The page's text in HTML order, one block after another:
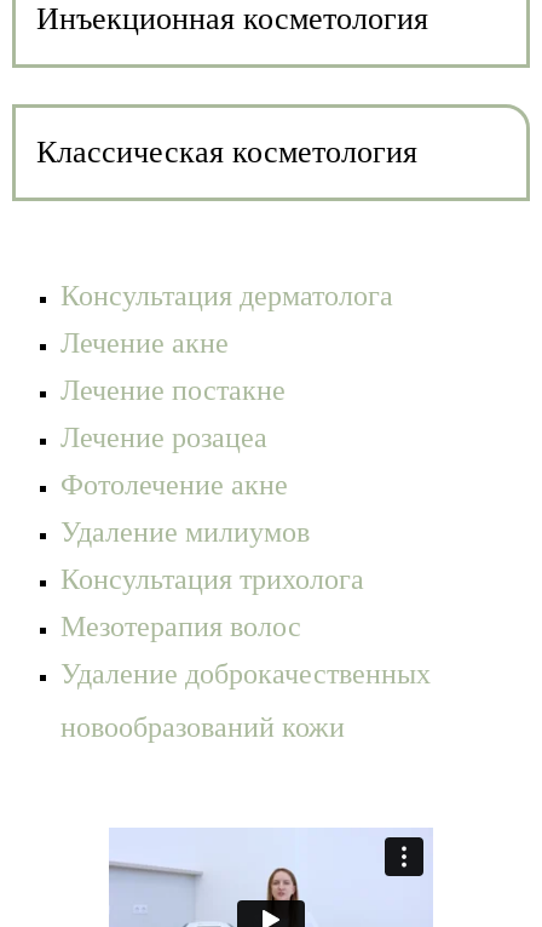
Инъекционная косметология
Классическая косметология
Консультация дерматолога
Лечение акне
Лечение постакне
Лечение розацеа
Фотолечение акне
Удаление милиумов
Консультация трихолога
Мезотерапия волос
Удаление доброкачественных
новообразований кожи